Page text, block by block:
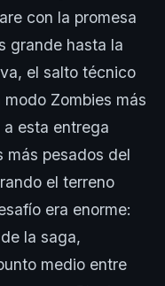
con la promesa
grande hasta la
el salto técnico
Zombies más
esta entrega
más pesados del
el terreno
era enorme:
la saga,
medio entre